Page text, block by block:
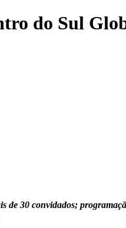
do Sul
30 convidados;